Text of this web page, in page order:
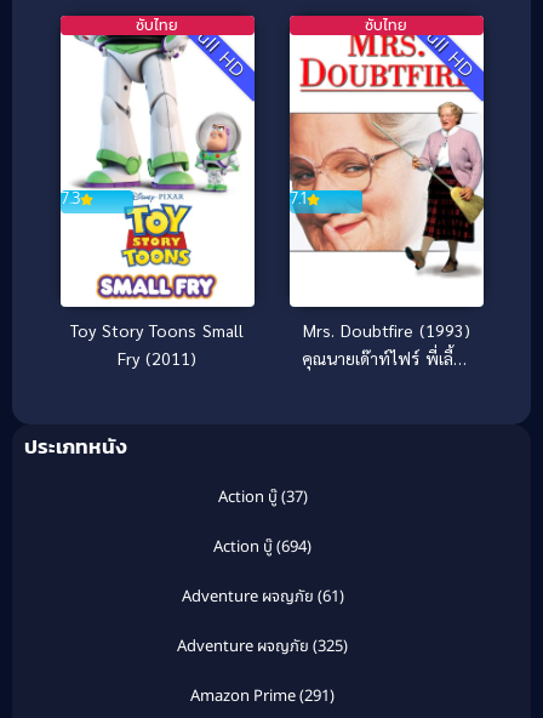
(1986)
Full HD
7.3
ซับไทย
Toy Story Toons Small
Fry (2011)
Full HD
7.1
ซับไทย
Mrs. Doubtfire (1993)
คุณนายเด๊าท์ไฟร์ พี่เลี้ยง
ประเภทหนัง
Action บู๊(37)
Action บู๊(694)
Adventure ผจญภัย (61)
Adventure ผจญภัย (325)
Amazon Prime(291)